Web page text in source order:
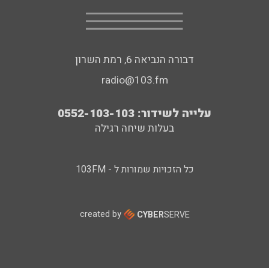
דבורה הנביאה 6, רמת השרון
radio@103.fm
עלייה לשידור: 0552-103-103
בעלות שיחה רגילה
כל הזכויות שמורות ל - 103FM
created by CYBERSERVE